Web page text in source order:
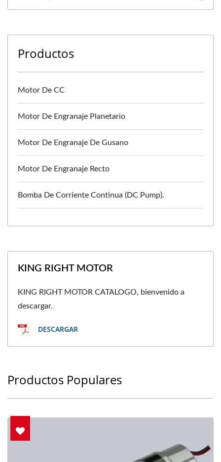
Productos
Motor De CC
Motor De Engranaje Planetario
Motor De Engranaje De Gusano
Motor De Engranaje Recto
Bomba De Corriente Continua (DC Pump).
KING RIGHT MOTOR
KING RIGHT MOTOR CATALOGO, bienvenido a
descargar.
DESCARGAR
Productos Populares